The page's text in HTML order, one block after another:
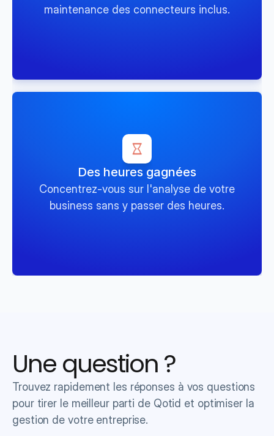
maintenance des connecteurs inclus.
Des heures gagnées
Concentrez-vous sur l'analyse de votre
business sans y passer des heures.
Une question ?
Trouvez rapidement les réponses à vos questions
pour tirer le meilleur parti de Qotid et optimiser la
gestion de votre entreprise.